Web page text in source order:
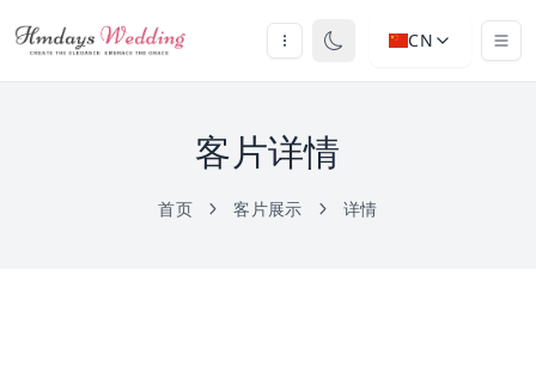
CN
客片详情
首页 客片展示 详情